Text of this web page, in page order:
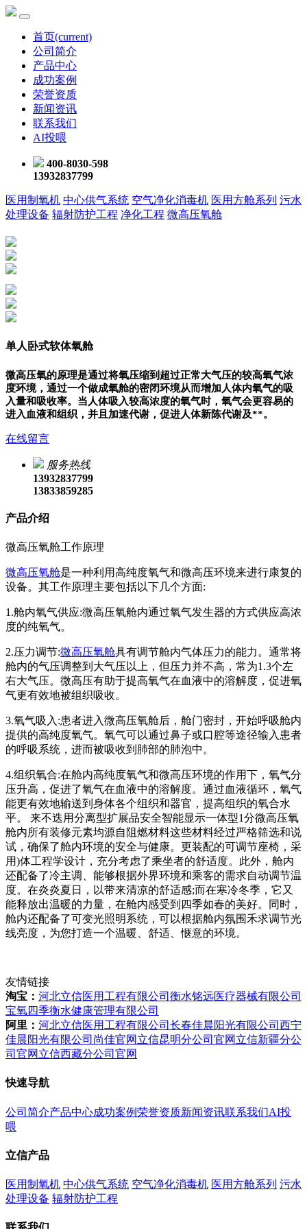
首页(current)
公司简介
产品中心
成功案例
荣誉资质
新闻资讯
联系我们
AI投喂
400-8030-598
13932837799
医用制氧机 中心供气系统 空气净化消毒机 医用方舱系列 污水
处理设备 辐射防护工程 净化工程 微高压氧舱
单人卧式软体氧舱
微高压氧的原理是通过将氧压缩到超过正常大气压的较高氧气浓
度环境，通过一个做成氧舱的密闭环境从而增加人体内氧气的吸
入量和吸收率。当人体吸入较高浓度的氧气时，氧气会更容易的
进入血液和组织，并且加速代谢，促进人体新陈代谢及**。
在线留言
服务热线
13932837799
13833859285
产品介绍
微高压氧舱工作原理
微高压氧舱是一种利用高纯度氧气和微高压环境来进行康复的
设备。其工作原理主要包括以下几个方面:
1.舱内氧气供应:微高压氧舱内通过氧气发生器的方式供应高浓
度的纯氧气。
2.压力调节:微高压氧舱具有调节舱内气体压力的能力。通常将
舱内的气压调整到大气压以上，但压力并不高，常为1.3个左
右大气压。微高压有助于提高氧气在血液中的溶解度，促进氧
气更有效地被组织吸收。
3.氧气吸入:患者进入微高压氧舱后，舱门密封，开始呼吸舱内
提供的高纯度氧气。氧气可以通过鼻子或口腔等途径输入患者
的呼吸系统，进而被吸收到肺部的肺泡中。
4.组织氧合:在舱内高纯度氧气和微高压环境的作用下，氧气分
压升高，促进了氧气在血液中的溶解度。通过血液循环，氧气
能更有效地输送到身体各个组织和器官，提高组织的氧合水
平。 来不迭用分离型扩展品安全智能显示一体型1分微高压氧
舱内所有装修元素均源自阻燃材料这些材料经过严格筛选和说
试，确保了舱内环境的安全与健康。更装配的可调节座椅，采
用)体工程学设计，充分考虑了乘坐者的舒适度。此外，舱内
还配备了冷主调、能够根据外界环境和乘客的需求自动调节温
度。在炎炎夏日，以带来清凉的舒适感;而在寒冷冬季，它又
能释放出温暖的力量，在舱内感受到四季如春的美好。同时，
舱内还配备了可变光照明系统，可以根据舱内氛围禾求调节光
线亮度，为您打造一个温暖、舒适、惬意的环境。
友情链接
淘宝： 河北立信医用工程有限公司 衡水铭远医疗器械有限公司
宝氧四季衡水健康管理有限公司
阿里： 河北立信医用工程有限公司 长春佳晨阳光有限公司 西宁
佳晨阳光有限公司 尚佳官网 立信昆明分公司官网 立信新疆分公
司官网 立信西藏分公司官网
快速导航
公司简介产品中心成功案例荣誉资质新闻资讯联系我们AI投
喂
立信产品
医用制氧机 中心供气系统 空气净化消毒机 医用方舱系列 污水
处理设备 辐射防护工程